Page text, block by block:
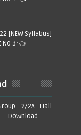
[NEW Syllabus]
No 3 👈
2/2A Hall
-